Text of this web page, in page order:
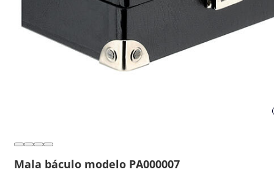
Mala báculo modelo PA000007